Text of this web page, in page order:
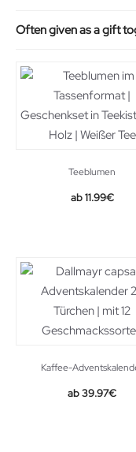
Often given as a gift
Teeblumen
11.99€
Kaffee-
39.97€